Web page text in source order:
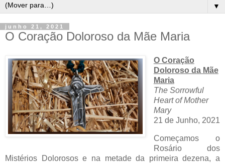
▼
junho 21, 2021
O Coração Doloroso da Mãe Maria
O Coração
Doloroso da Mãe
Maria
The Sorrowful
Heart of Mother
Mary
21 de Junho, 2021
Começamos o
Rosário dos
Mistérios Dolorosos e na metade da primeira dezena, a